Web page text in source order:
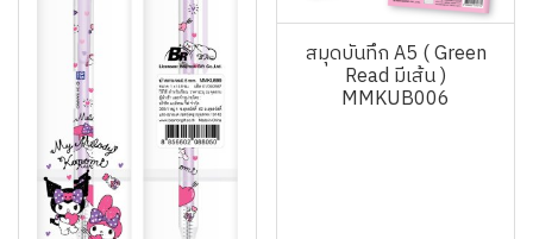
สมุดบันทึก A5 ( Green
Read มีเส้น )
MMKUB006